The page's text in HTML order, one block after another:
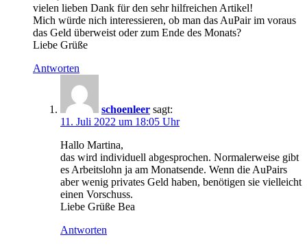
vielen lieben Dank für den sehr hilfreichen Artikel!
Mich würde nich interessieren, ob man das AuPair im voraus
das Geld überweist oder zum Ende des Monats?
Liebe Grüße
Antworten
schoenleer sagt:
11. Juli 2022 um 18:05 Uhr
Hallo Martina,
das wird individuell abgesprochen. Normalerweise gibt
es Arbeitslohn ja am Monatsende. Wenn die AuPairs
aber wenig privates Geld haben, benötigen sie vielleicht
einen Vorschuss.
Liebe Grüße Bea
Antworten